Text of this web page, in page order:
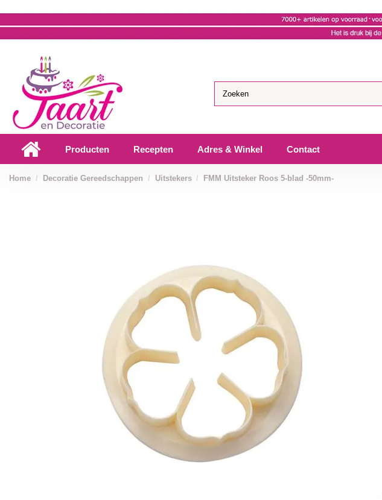
Producten Recepten Adres & Winkel Contact
Home Decoratie Gereedschappen Uitstekers FMM Uitsteker Roos 5-blad -50mm-